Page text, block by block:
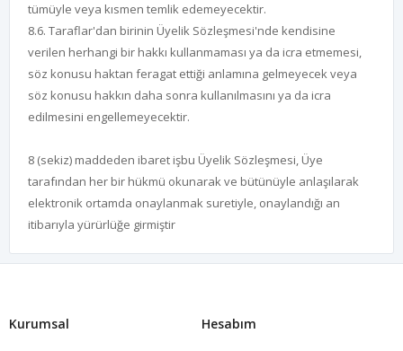
tümüyle veya kısmen temlik edemeyecektir.
8.6. Taraflar'dan birinin Üyelik Sözleşmesi'nde kendisine
verilen herhangi bir hakkı kullanmaması ya da icra etmemesi,
söz konusu haktan feragat ettiği anlamına gelmeyecek veya
söz konusu hakkın daha sonra kullanılmasını ya da icra
edilmesini engellemeyecektir.
8 (sekiz) maddeden ibaret işbu Üyelik Sözleşmesi, Üye
tarafından her bir hükmü okunarak ve bütünüyle anlaşılarak
elektronik ortamda onaylanmak suretiyle, onaylandığı an
itibarıyla yürürlüğe girmiştir
Kurumsal Hesabım